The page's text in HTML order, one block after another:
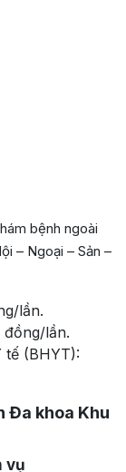
bệnh ngoài
– Ngoại – Sản –
lần.
lần.
tế (BHYT):
Đa khoa Khu
vụ